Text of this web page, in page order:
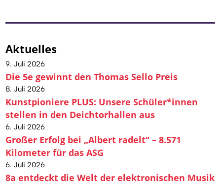
Aktuelles
9. Juli 2026
Die 5e gewinnt den Thomas Sello Preis
8. Juli 2026
Kunstpioniere PLUS: Unsere Schüler*innen
stellen in den Deichtorhallen aus
6. Juli 2026
Großer Erfolg bei „Albert radelt“ – 8.571
Kilometer für das ASG
6. Juli 2026
8a entdeckt die Welt der elektronischen Musik